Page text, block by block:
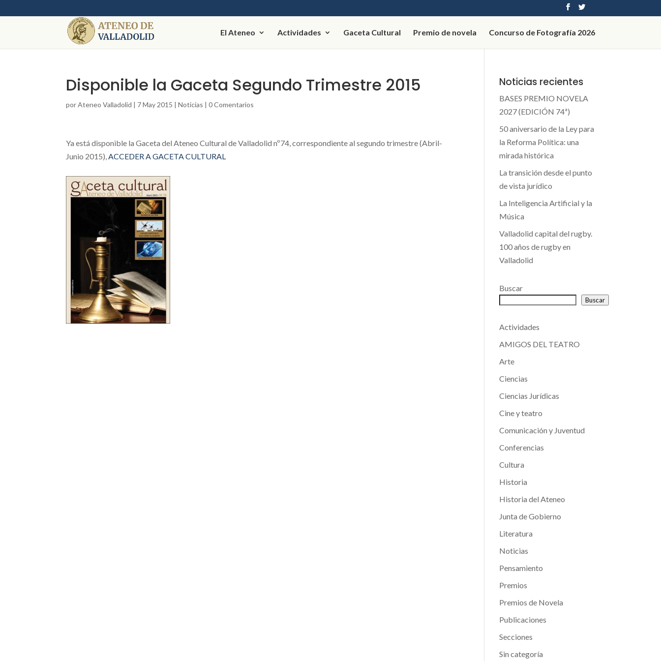
El Ateneo Actividades Gaceta Cultural Premio de novela Concurso de Fotografía 2026
Disponible la Gaceta Segundo Trimestre 2015
porAteneo Valladolid | 7 May 2015 |Noticias |0 Comentarios
Ya está disponible la Gaceta del Ateneo Cultural de Valladolid nº74, correspondiente al segundo trimestre (Abril-
Junio 2015), ACCEDER A GACETA CULTURAL
Noticias recientes
BASES PREMIO NOVELA
2027 (EDICIÓN 74ª)
50 aniversario de la Ley para
la Reforma Política: una
mirada histórica
La transición desde el punto
de vista jurídico
La Inteligencia Artificial y la
Música
Valladolid capital del rugby.
100 años de rugby en
Valladolid
Buscar
Buscar
Actividades
AMIGOS DEL TEATRO
Arte
Ciencias
Ciencias Jurídicas
Cine y teatro
Comunicación y Juventud
Conferencias
Cultura
Historia
Historia del Ateneo
Junta de Gobierno
Literatura
Noticias
Pensamiento
Premios
Premios de Novela
Publicaciones
Secciones
Sin categoría